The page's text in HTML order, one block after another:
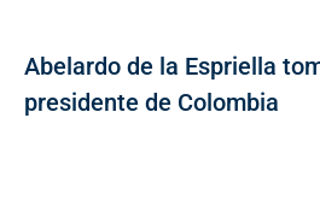
Abelardo de la Espriella
presidente de Colombia